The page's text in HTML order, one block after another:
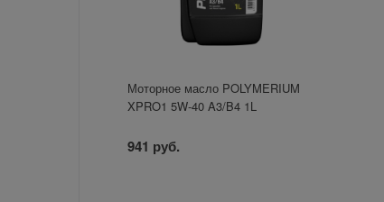
Моторное масло POLYMERIUM
XPRO1 5W-40 A3/B4 1L
941 руб.